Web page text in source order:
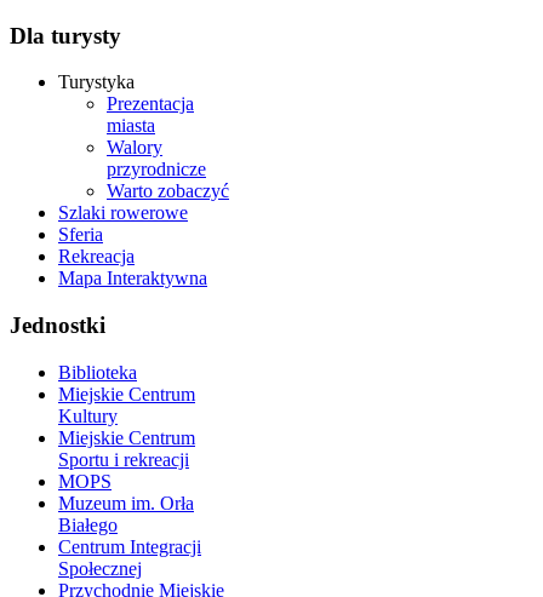
Dla turysty
Turystyka
Prezentacja
miasta
Walory
przyrodnicze
Warto zobaczyć
Szlaki rowerowe
Sferia
Rekreacja
Mapa Interaktywna
Jednostki
Biblioteka
Miejskie Centrum
Kultury
Miejskie Centrum
Sportu i rekreacji
MOPS
Muzeum im. Orła
Białego
Centrum Integracji
Społecznej
Przychodnie Miejskie